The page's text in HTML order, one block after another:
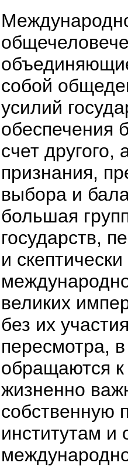
собой
усилий
обеспечения
счет другого,
признания,
выбора и
большая
государств,
и
великих
без их
пересмотра,
обращаются
жизненно
собственную
институтам и